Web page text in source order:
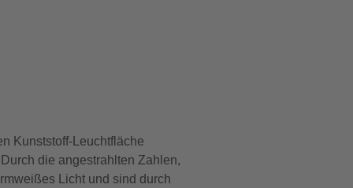
Kunststoff-Leuchtfläche
die angestrahlten Zahlen,
Licht und sind durch